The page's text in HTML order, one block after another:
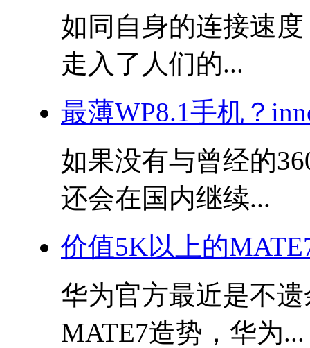
如同自身的连接速
走入了人们的...
最薄WP8.1手机？
如果没有与曾经的
还会在国内继续...
价值5K以上的
华为官方最近是不
MATE7造势，华为...